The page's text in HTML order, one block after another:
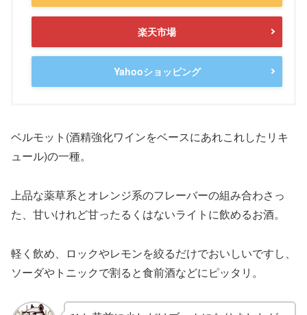
楽天市場
Yahooショッピング
ベルモット(酒精強化ワインをベースにあれこれしたリキ
ュール)の一種。
上品な薬草系とオレンジ系のフレーバーの組み合わさっ
た、甘いけれど甘ったるくはないライトに飲めるお酒。
軽く飲め、ロックやレモンを絞るだけでおいしいですし、
ソーダやトニックで割ると食前酒などにピッタリ。